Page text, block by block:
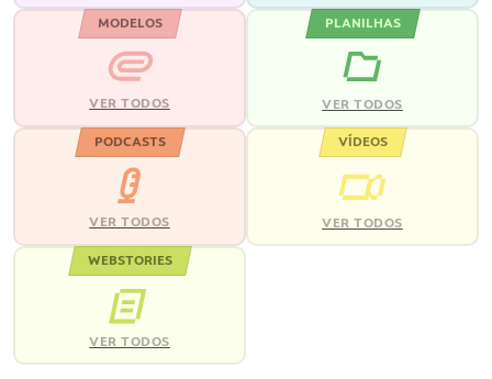
MODELOS
VER TODOS
PLANILHAS
VER TODOS
PODCASTS
VER TODOS
VÍDEOS
VER TODOS
WEBSTORIES
VER TODOS